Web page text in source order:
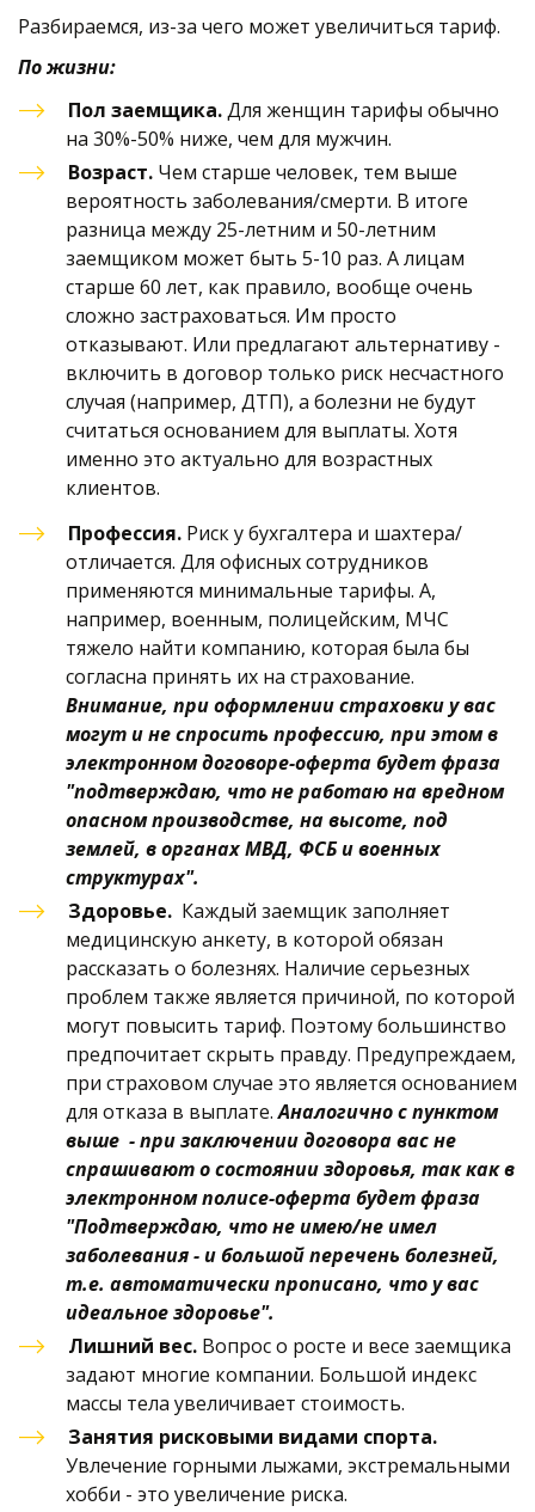
Разбираемся, из-за чего может увеличиться тариф.
По жизни:
Пол заемщика. Для женщин тарифы обычно
на 30%-50% ниже, чем для мужчин.
Возраст. Чем старше человек, тем выше
вероятность заболевания/смерти. В итоге
разница между 25-летним и 50-летним
заемщиком может быть 5-10 раз. А лицам
старше 60 лет, как правило, вообще очень
сложно застраховаться. Им просто
отказывают. Или предлагают альтернативу -
включить в договор только риск несчастного
случая (например, ДТП), а болезни не будут
считаться основанием для выплаты. Хотя
именно это актуально для возрастных
клиентов.
Профессия. Риск у бухгалтера и шахтера/
отличается. Для офисных сотрудников
применяются минимальные тарифы. А,
например, военным, полицейским, МЧС
тяжело найти компанию, которая была бы
Внимание, при оформлении страховки у вас
могут и не спросить профессию, при этом в
электронном договоре-оферта будет фраза
"подтверждаю, что не работаю на вредном
опасном производстве, на высоте, под
землей, в органах МВД, ФСБ и военных
структурах".
Здоровье. Каждый заемщик заполняет
медицинскую анкету, в которой обязан
рассказать о болезнях. Наличие серьезных
проблем также является причиной, по которой
могут повысить тариф. Поэтому большинство
предпочитает скрыть правду. Предупреждаем,
при страховом случае это является основанием
для отказа в выплате. Аналогично с пунктом
выше  - при заключении договора вас не
спрашивают о состоянии здоровья, так как в
электронном полисе-оферта будет фраза
"Подтверждаю, что не имею/не имел
заболевания - и большой перечень болезней,
т.е. автоматически прописано, что у вас
идеальное здоровье".
Лишний вес. Вопрос о росте и весе заемщика
задают многие компании. Большой индекс
массы тела увеличивает стоимость.
Увлечение горными лыжами, экстремальными
хобби - это увеличение риска.